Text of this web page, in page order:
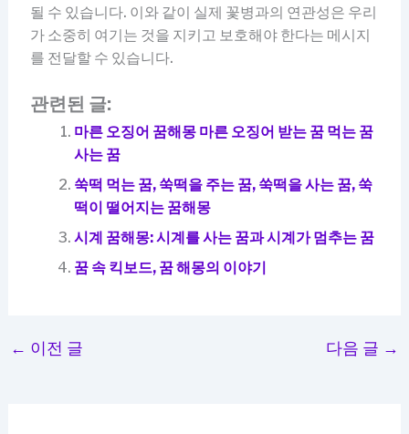
될 수 있습니다. 이와 같이 실제 꽃병과의 연관성은 우리
가 소중히 여기는 것을 지키고 보호해야 한다는 메시지
를 전달할 수 있습니다.
관련된 글:
마른 오징어 꿈해몽 마른 오징어 받는 꿈 먹는 꿈
사는 꿈
쑥떡 먹는 꿈, 쑥떡을 주는 꿈, 쑥떡을 사는 꿈, 쑥
떡이 떨어지는 꿈해몽
시계 꿈해몽: 시계를 사는 꿈과 시계가 멈추는 꿈
꿈 속 킥보드, 꿈 해몽의 이야기
← 이전 글 다음 글 →